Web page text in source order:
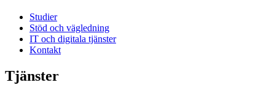
Studier
Stöd och vägledning
IT och digitala tjänster
Kontakt
Tjänster